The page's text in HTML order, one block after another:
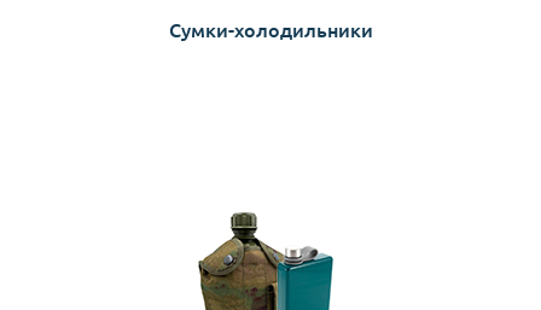
Сумки-холодильники